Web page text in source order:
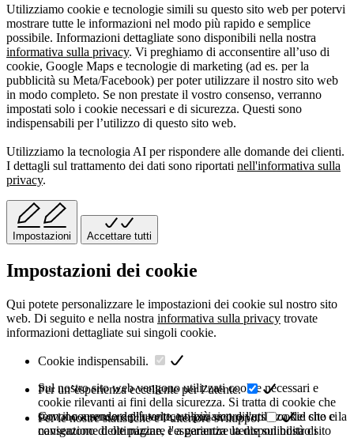
Utilizziamo cookie e tecnologie simili su questo sito web per potervi
mostrare tutte le informazioni nel modo più rapido e semplice
possibile. Informazioni dettagliate sono disponibili nella nostra
informativa sulla privacy. Vi preghiamo di acconsentire all’uso di
cookie, Google Maps e tecnologie di marketing (ad es. per la
pubblicità su Meta/Facebook) per poter utilizzare il nostro sito web
in modo completo. Se non prestate il vostro consenso, verranno
impostati solo i cookie necessari e di sicurezza. Questi sono
indispensabili per l’utilizzo di questo sito web.
Utilizziamo la tecnologia AI per rispondere alle domande dei clienti.
I dettagli sul trattamento dei dati sono riportati nell'informativa sulla
privacy.
Impostazioni Accettare tutti
Impostazioni dei cookie
Qui potete personalizzare le impostazioni dei cookie sul nostro sito
web. Di seguito e nella nostra informativa sulla privacy trovate
informazioni dettagliate sui singoli cookie.
Cookie indispensabili.
Sul nostro sito web vengono utilizzati cookie necessari e
cookie rilevanti ai fini della sicurezza. Si tratta di cookie che
servono a rendere più veloce o più sicuro l'utilizzo del sito e la
navigazione delle pagine, e a garantire la disponibilità di
Per un’esperienza eccellente per l’utente.
Con il consenso dell'utente, utilizziamo diversi cookie che ci
consentono di ottimizzare l'esperienza utente sul nostro sito
Per le nostre statistiche e l’ulteriore sviluppo.